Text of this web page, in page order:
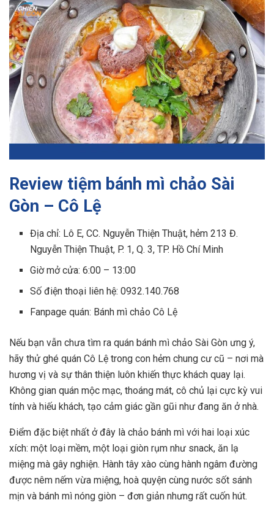
Review tiệm bánh mì chảo Sài
Gòn – Cô Lệ
Địa chỉ: Lô E, CC. Nguyễn Thiện Thuật, hẻm 213 Đ.
Nguyễn Thiện Thuật, P. 1, Q. 3, TP. Hồ Chí Minh
Giờ mở cửa: 6:00 – 13:00
Số điện thoại liên hệ: 0932.140.768
Fanpage quán: Bánh mì chảo Cô Lệ
Nếu bạn vẫn chưa tìm ra quán bánh mì chảo Sài Gòn ưng ý,
hãy thử ghé quán Cô Lệ trong con hẻm chung cư cũ – nơi mà
hương vị và sự thân thiện luôn khiến thực khách quay lại.
Không gian quán mộc mạc, thoáng mát, cô chủ lại cực kỳ vui
tính và hiếu khách, tạo cảm giác gần gũi như đang ăn ở nhà.
Điểm đặc biệt nhất ở đây là chảo bánh mì với hai loại xúc
xích: một loại mềm, một loại giòn rụm như snack, ăn lạ
miệng mà gây nghiện. Hành tây xào cùng hành ngâm đường
được nêm nếm vừa miệng, hoà quyện cùng nước sốt sánh
mịn và bánh mì nóng giòn – đơn giản nhưng rất cuốn hút.